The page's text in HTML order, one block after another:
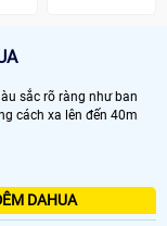
sắc rõ ràng như ban
cách xa lên đến 40m
DAHUA